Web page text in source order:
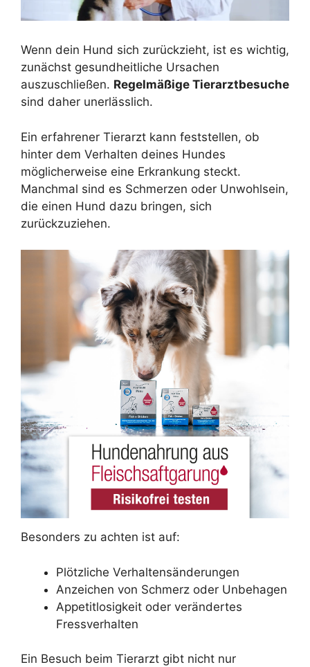
Wenn dein Hund sich zurückzieht, ist es wichtig,
zunächst gesundheitliche Ursachen
auszuschließen. Regelmäßige Tierarztbesuche
sind daher unerlässlich.
Ein erfahrener Tierarzt kann feststellen, ob
hinter dem Verhalten deines Hundes
möglicherweise eine Erkrankung steckt.
Manchmal sind es Schmerzen oder Unwohlsein,
die einen Hund dazu bringen, sich
zurückzuziehen.
Besonders zu achten ist auf:
Plötzliche Verhaltensänderungen
Anzeichen von Schmerz oder Unbehagen
Appetitlosigkeit oder verändertes
Fressverhalten
Ein Besuch beim Tierarzt gibt nicht nur